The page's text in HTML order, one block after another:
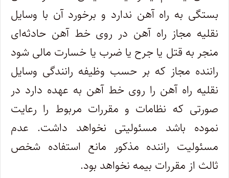
بستگی به راه آهن ندارد و برخورد آن با وسایل
نقلیه مجاز راه آهن در روی ‌خط آهن حادثه‌ای
منجر به قتل یا جرح یا ضرب یا خسارت مالی شود
راننده مجاز که بر حسب وظیفه رانندگی وسایل
نقلیه راه آهن را روی خط آهن به عهده دارد در
صورتی که نظامات و مقررات مربوط را رعایت
نموده باشد مسئولیتی نخواهد داشت. عدم
مسئولیت راننده مذکور مانع استفاده شخص‌
ثالث از مقررات بیمه نخواهد بود.